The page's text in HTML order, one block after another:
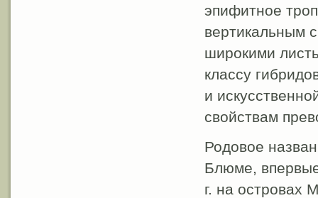
эпифитное
вертикальным
широкими
классу
и
свойствам
Родовое
Блюме,
г. на островах